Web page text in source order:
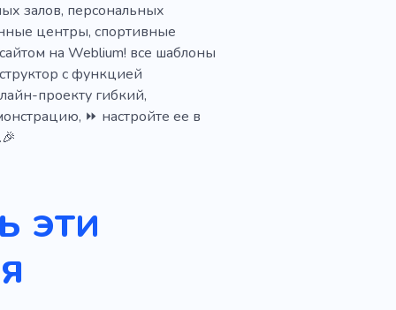
залов, персональных
центры, спортивные
на Weblium! все шаблоны
с функцией
проекту гибкий,
⏩ настройте ее в
эти